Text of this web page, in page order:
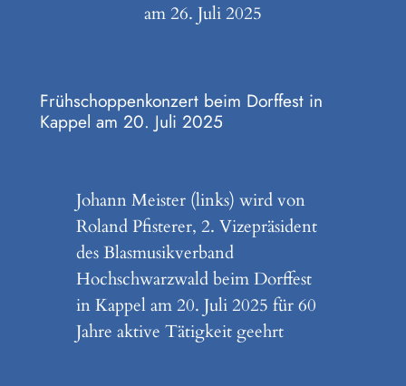
am 26. Juli 2025
Frühschoppenkonzert beim Dorffest in
Kappel am 20. Juli 2025
Johann Meister (links) wird von
Roland Pfisterer, 2. Vizepräsident
des Blasmusikverband
Hochschwarzwald beim Dorffest
in Kappel am 20. Juli 2025 für 60
Jahre aktive Tätigkeit geehrt